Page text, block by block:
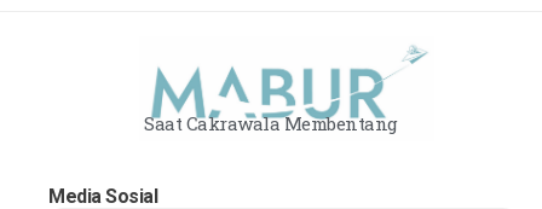
Saat Cakrawala Membentang
Media Sosial